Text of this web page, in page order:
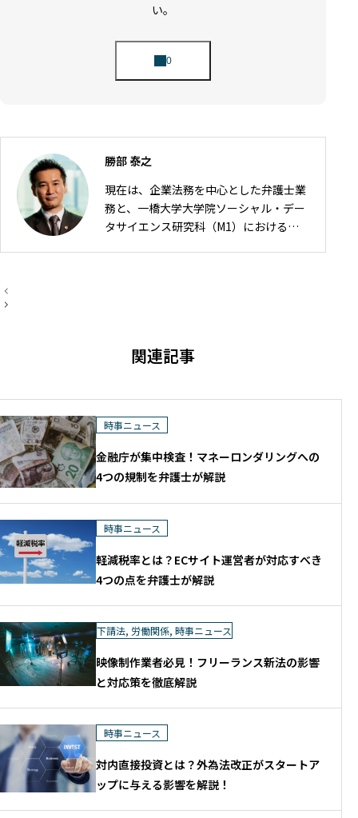
い。
勝部 泰之
現在は、企業法務を中心とした弁護士業
務と、一橋大学大学院ソーシャル・デー
タサイエンス研究科（M1）における研
の構造化や生成AI・データサイエンスを
投
稿
関連記事
時事ニュース
金融庁が集中検査！マネーロンダリングへの
4つの規制を弁護士が解説
時事ニュース
軽減税率とは？ECサイト運営者が対応すべき
4つの点を弁護士が解説
下請法, 労働関係, 時事ニュース
映像制作業者必見！フリーランス新法の影響
と対応策を徹底解説
時事ニュース
対内直接投資とは？外為法改正がスタートア
ップに与える影響を解説！